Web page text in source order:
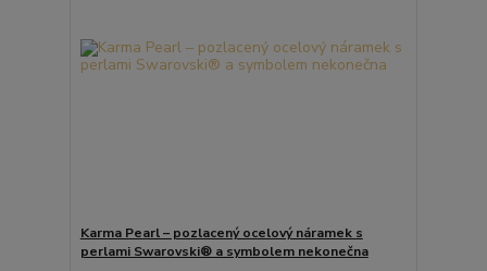
Karma Pearl – pozlacený ocelový náramek s
perlami Swarovski® a symbolem nekonečna